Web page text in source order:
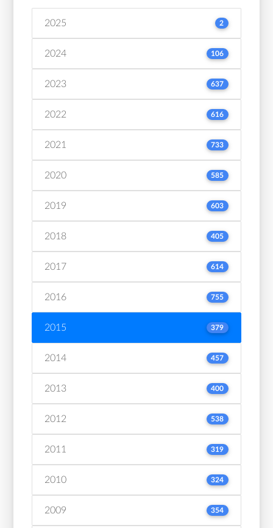
2025 2
2024 106
2023 637
2022 616
2021 733
2020 585
2019 603
2018 405
2017 614
2016 755
2015 379
2014 457
2013 400
2012 538
2011 319
2010 324
2009 354